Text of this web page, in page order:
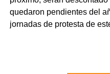
quedaron pendientes del
jornadas de protesta de